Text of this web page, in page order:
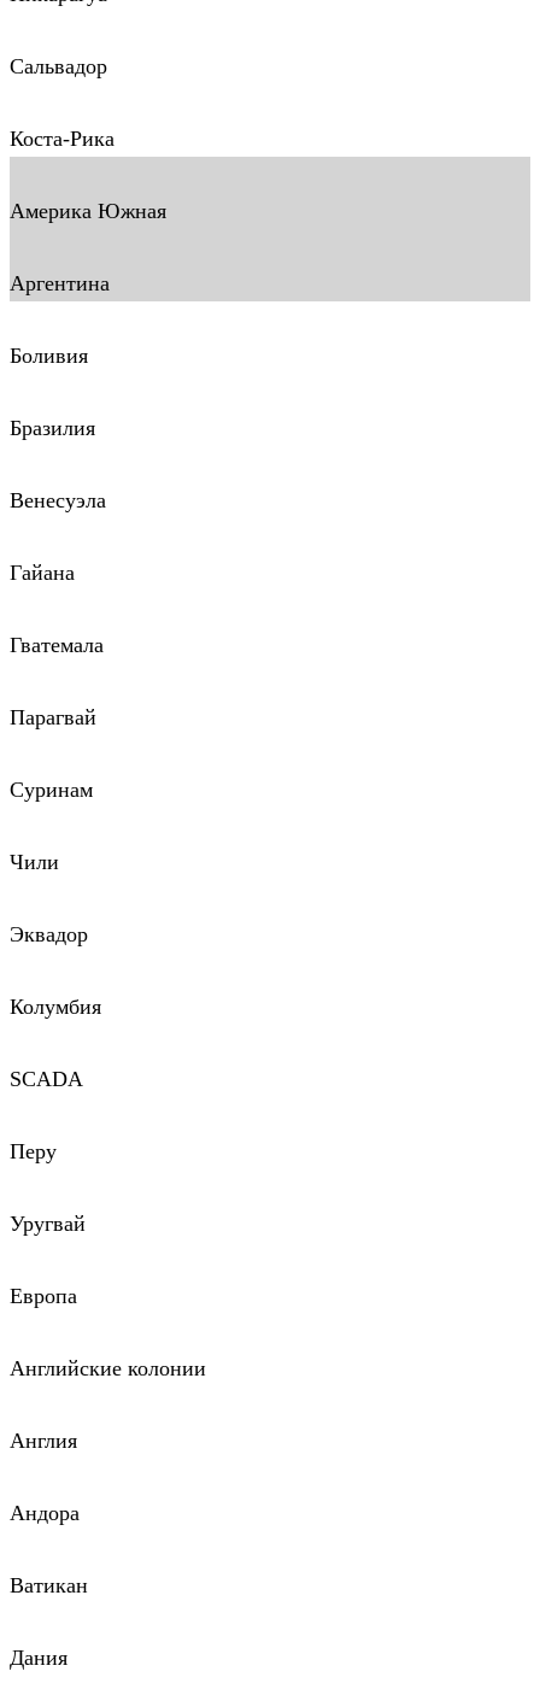
Сальвадор
Коста-Рика
Америка Южная
Аргентина
Боливия
Бразилия
Венесуэла
Гайана
Гватемала
Парагвай
Суринам
Чили
Эквадор
Колумбия
SCADA
Перу
Уругвай
Европа
Английские колонии
Англия
Андора
Ватикан
Дания